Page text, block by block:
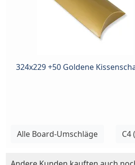
324x229 +50 Goldene
Alle Board-Umschläge C4